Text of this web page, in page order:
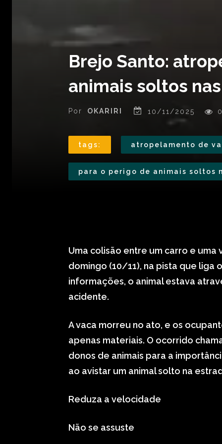
Brejo Santo:
animais soltos
Por OKARIRI 10/11/2025 0
tags: atropelamento de
para o perigo de animais soltos
Uma colisão entre um carro e
domingo (10/11), na pista que liga
informações, o animal estava
acidente.
A vaca morreu no ato, e os
apenas materiais. O ocorrido
donos de animais para a
ao avistar um animal solto na
Reduza a velocidade
Não se assuste